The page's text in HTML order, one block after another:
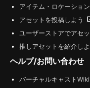
アイテム・ロケーショ
アセットを投稿しよう
ユーザーストアでアセ
推しアセットを紹介しよ
ヘルプ/お問い合わせ
バーチャルキャスト